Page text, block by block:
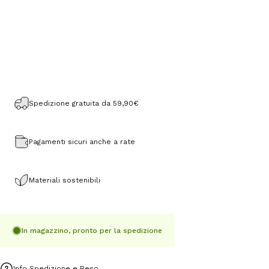
Spedizione gratuita da 59,90€
Pagamenti sicuri anche a rate
Materiali sostenibili
In magazzino, pronto per la spedizione